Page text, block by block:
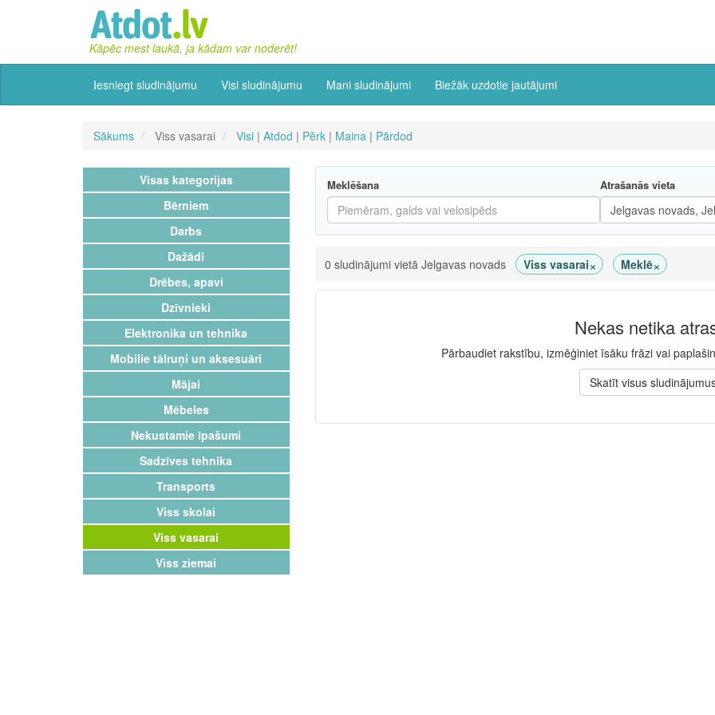
Kāpēc mest laukā, ja kādam var noderēt!
Iesniegt sludinājumu Visi sludinājumu Mani sludinājumi Biežāk uzdotie jautājumi
Sākums Viss vasarai Visi | Atdod | Pērk | Maina | Pārdod
Visas kategorijas
Bērniem
Darbs
Dažādi
Drēbes, apavi
Dzīvnieki
Elektronika un tehnika
Mobilie tālruņi un aksesuāri
Mājai
Mēbeles
Nekustamie īpašumi
Sadzīves tehnika
Transports
Viss skolai
Viss vasarai
Viss ziemai
Meklēšana Atrašanās vieta
0 sludinājumi vietā Jelgavas novads Viss vasarai× Meklē×
Nekas netika
Pārbaudiet rakstību, izmēģiniet īsāku frāzi vai
Skatīt visus